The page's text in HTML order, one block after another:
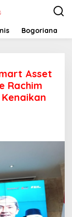
Bogoriana
Asset
Rachim